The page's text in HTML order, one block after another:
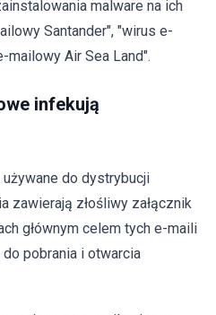
malware na ich
Santander", "wirus e-
mailowy Air Sea Land".
infekują
do dystrybucji
zawierają złośliwy załącznik
głównym celem tych e-maili
pobrania i otwarcia